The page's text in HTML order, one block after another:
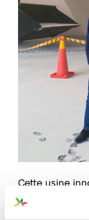
Cette usine
de GreenSwitch